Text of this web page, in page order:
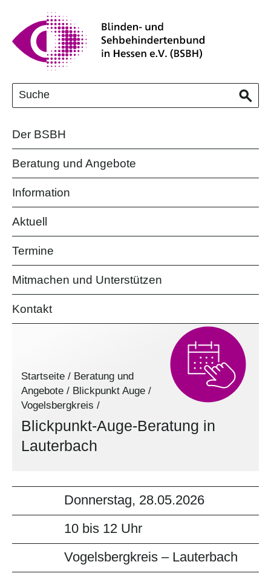
Der BSBH
Beratung und Angebote
Information
Aktuell
Termine
Mitmachen und Unterstützen
Kontakt
Startseite / Beratung und
Angebote / Blickpunkt Auge /
Vogelsbergkreis /
Blickpunkt-Auge-Beratung in
Lauterbach
Donnerstag, 28.05.2026
10 bis 12 Uhr
Vogelsbergkreis – Lauterbach